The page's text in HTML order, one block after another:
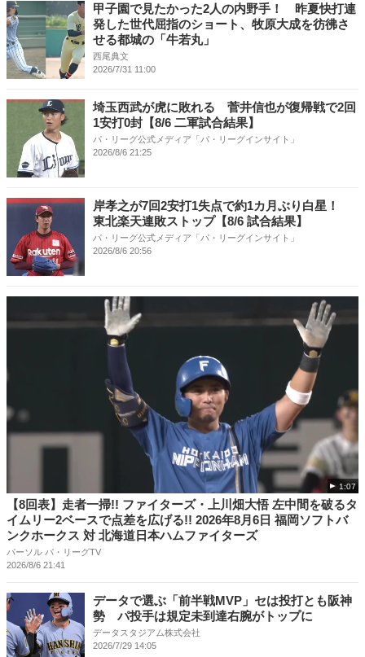
甲子園で見たかった2人の内野手！ 昨夏快打連
発した世代屈指のショート、牧原大成を彷彿さ
せる都城の「牛若丸」
西尾典文
2026/7/31 11:00
埼玉西武が虎に敗れる 菅井信也が復帰戦で2回
1安打0封【8/6 二軍試合結果】
パ・リーグ公式メディア「パ・リーグインサイト」
2026/8/6 21:25
岸孝之が7回2安打1失点で約1カ月ぶり白星！
東北楽天連敗ストップ【8/6 試合結果】
パ・リーグ公式メディア「パ・リーグインサイト」
2026/8/6 20:56
1:07
【8回表】走者一掃!! ファイターズ・上川畑大悟 左中間を破るタ
イムリー2ベースで点差を広げる!! 2026年8月6日 福岡ソフトバ
ンクホークス 対 北海道日本ハムファイターズ
パーソル パ・リーグTV
2026/8/6 21:41
データで選ぶ「前半戦MVP」セは投打とも阪神
勢 パ投手は規定未到達右腕がトップに
データスタジアム株式会社
2026/7/29 14:05